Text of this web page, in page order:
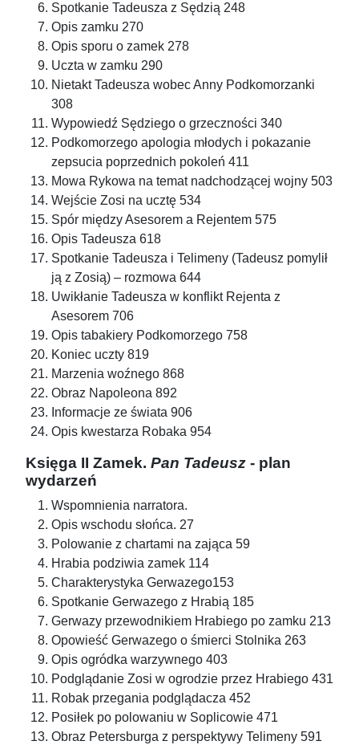
Spotkanie Tadeusza z Sędzią 248
Opis zamku 270
Opis sporu o zamek 278
Uczta w zamku 290
Nietakt Tadeusza wobec Anny Podkomorzanki
308
Wypowiedź Sędziego o grzeczności 340
Podkomorzego apologia młodych i pokazanie
zepsucia poprzednich pokoleń 411
Mowa Rykowa na temat nadchodzącej wojny 503
Wejście Zosi na ucztę 534
Spór między Asesorem a Rejentem 575
Opis Tadeusza 618
Spotkanie Tadeusza i Telimeny (Tadeusz pomylił
ją z Zosią) – rozmowa 644
Uwikłanie Tadeusza w konflikt Rejenta z
Asesorem 706
Opis tabakiery Podkomorzego 758
Koniec uczty 819
Marzenia woźnego 868
Obraz Napoleona 892
Informacje ze świata 906
Opis kwestarza Robaka 954
Księga II Zamek. Pan Tadeusz - plan
wydarzeń
Wspomnienia narratora.
Opis wschodu słońca. 27
Polowanie z chartami na zająca 59
Hrabia podziwia zamek 114
Charakterystyka Gerwazego153
Spotkanie Gerwazego z Hrabią 185
Gerwazy przewodnikiem Hrabiego po zamku 213
Opowieść Gerwazego o śmierci Stolnika 263
Opis ogródka warzywnego 403
Podglądanie Zosi w ogrodzie przez Hrabiego 431
Robak przegania podglądacza 452
Posiłek po polowaniu w Soplicowie 471
Obraz Petersburga z perspektywy Telimeny 591